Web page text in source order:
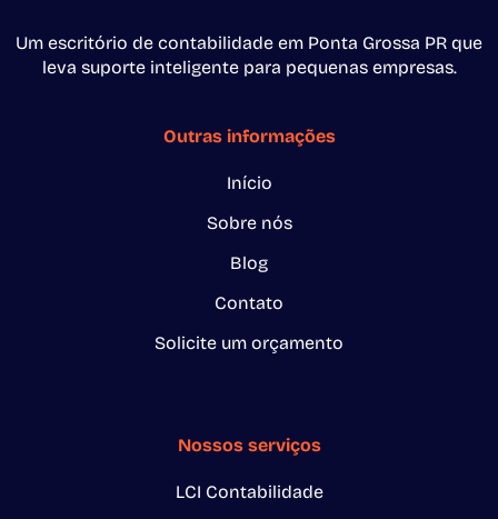
Um escritório de contabilidade em Ponta Grossa PR que
leva suporte inteligente para pequenas empresas.
Outras informações
Início
Sobre nós
Blog
Contato
Solicite um orçamento
Nossos serviços
LCI Contabilidade